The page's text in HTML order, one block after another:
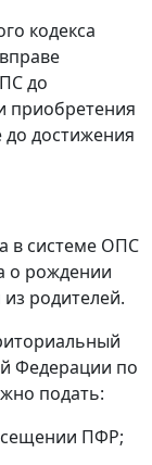
кодекса
до
приобретения
достижения
в системе ОПС
о рождении
родителей.
Федерации по
подать:
ПФР;